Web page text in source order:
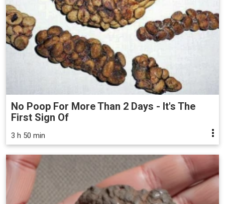
No Poop For More Than 2 Days - It's The
First Sign Of
3 h 50 min